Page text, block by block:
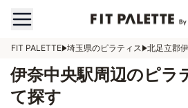
FIT PALETTE 埼玉県のピラティス 北足立郡
伊奈中央駅周辺のピラ
て探す